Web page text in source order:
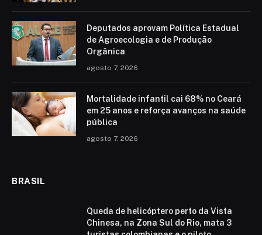
Deputados aprovam Política Estadual
de Agroecologia e de Produção
Orgânica
agosto 7, 2026
Mortalidade infantil cai 68% no Ceará
em 25 anos e reforça avanços na saúde
pública
agosto 7, 2026
BRASIL
Queda de helicóptero perto da Vista
Chinesa, na Zona Sul do Rio, mata 3